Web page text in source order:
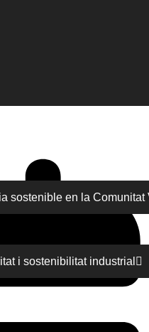
sostenible en la
i sostenibilitat industrial